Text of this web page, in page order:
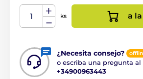
ks a
¿Necesita consejo?
o escriba una pregunta al
+34900963443